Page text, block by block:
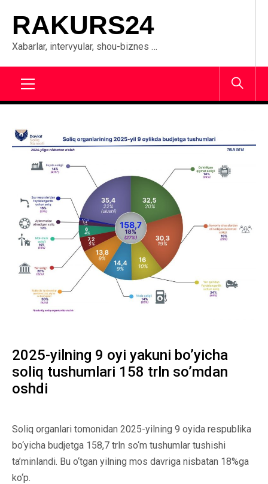
content
RAKURS24
Xabarlar, intervyular, shou-biznes …
2025-yilning 9 oyi yakuni bo’yicha
soliq tushumlari 158 trln so’mdan
oshdi
Soliq organlari tomonidan 2025-yilning 9 oyida respublika
bo‘yicha budjetga 158,7 trln so‘m tushumlar tushishi
ta’minlandi. Bu o‘tgan yilning mos davriga nisbatan 18%ga
ko‘p.